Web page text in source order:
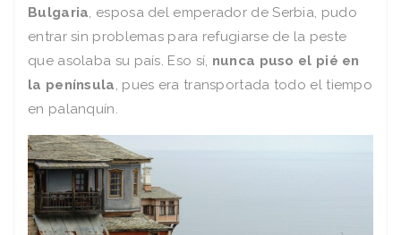
Bulgaria, esposa del emperador de Serbia, pudo
entrar sin problemas para refugiarse de la peste
que asolaba su país. Eso sí, nunca puso el pié en
la península, pues era transportada todo el tiempo
en palanquín.